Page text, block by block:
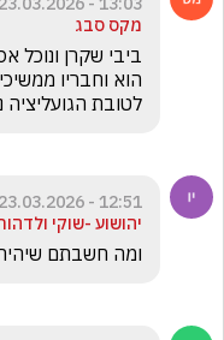
מקס סבג
לטובת הגועליציה
12:51 - 23.03.2026
יהושוע -שוקי
ומה חשבתם